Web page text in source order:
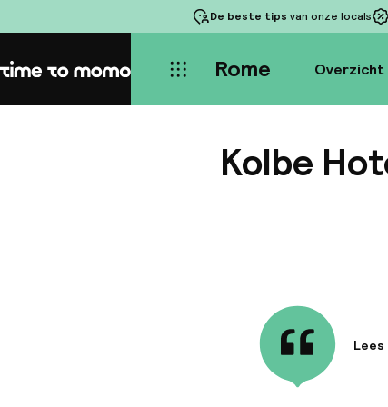
De beste tips van onze locals
Home Rome Overzicht
Kolbe
Lees